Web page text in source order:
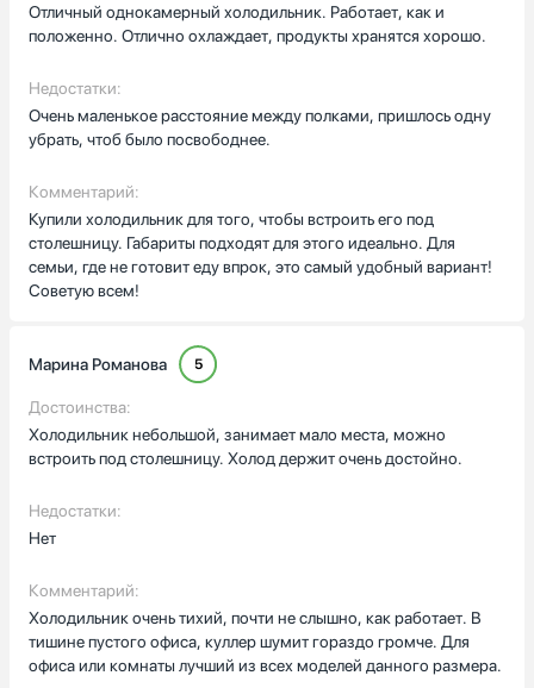
Отличный однокамерный холодильник. Работает, как и
положенно. Отлично охлаждает, продукты хранятся хорошо.
Недостатки:
Очень маленькое расстояние между полками, пришлось одну
убрать, чтоб было посвободнее.
Комментарий:
Купили холодильник для того, чтобы встроить его под
столешницу. Габариты подходят для этого идеально. Для
семьи, где не готовит еду впрок, это самый удобный вариант!
Советую всем!
Марина Романова 5
Достоинства:
Холодильник небольшой, занимает мало места, можно
встроить под столешницу. Холод держит очень достойно.
Недостатки:
Нет
Комментарий:
Холодильник очень тихий, почти не слышно, как работает. В
тишине пустого офиса, куллер шумит гораздо громче. Для
офиса или комнаты лучший из всех моделей данного размера.